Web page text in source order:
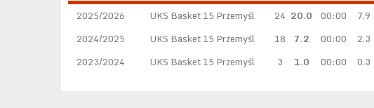
2025/2026 UKS Basket 15 Przemyśl 24 20.0 00:00 7.9
2024/2025
UKS Basket 15 Przemyśl 18 7.2 00:00 2.3
2023/2024
UKS Basket 15 Przemyśl 3 1.0 00:00 0.3